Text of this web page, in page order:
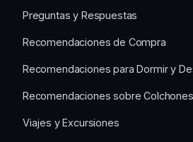
Preguntas y Respuestas
Recomendaciones de Compra
Recomendaciones para Dormir y
Recomendaciones sobre Colchones
Viajes y Excursiones